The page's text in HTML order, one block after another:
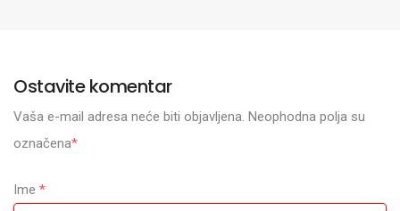
Ostavite komentar
Vaša e-mail adresa neće biti objavljena. Neophodna polja su
označena*
Ime *